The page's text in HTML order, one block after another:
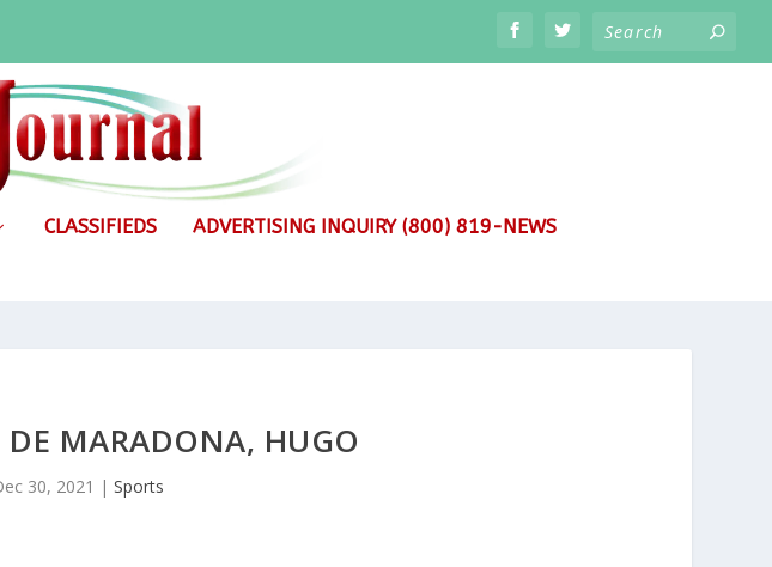
CLASSIFIEDS ADVERTISING INQUIRY (800) 819-NEWS
MARADONA, HUGO
30, 2021 | Sports